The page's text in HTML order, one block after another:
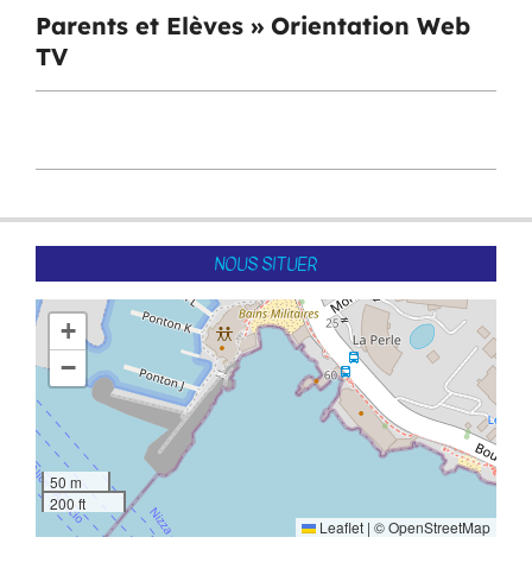
MenuParents et Elèves » Orientation Web
TV
02-
09
NOUS SITUER
+
−
50 m
200 ft
Leaflet | ©OpenStreetMap